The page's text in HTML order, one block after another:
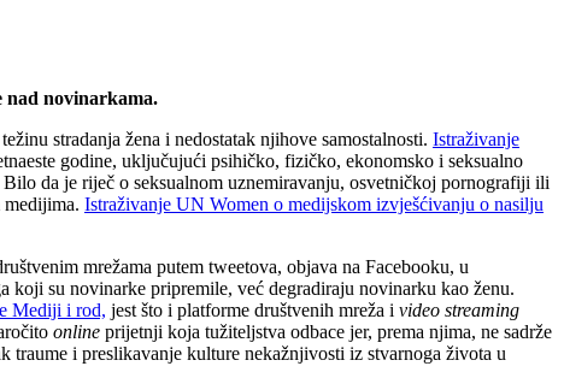
nad novinarkama.
stradanja žena i nedostatak njihove samostalnosti. Istraživanje
godine, uključujući psihičko, fizičko, ekonomsko i seksualno
da je riječ o seksualnom uznemiravanju, osvetničkoj pornografiji ili
Istraživanje UN Women o medijskom izvješćivanju o nasilju
mrežama putem tweetova, objava na Facebooku, u
koji su novinarke pripremile, već degradiraju novinarku kao ženu.
Mediji i rod, jest što i platforme društvenih mreža i video streaming
online prijetnji koja tužiteljstva odbace jer, prema njima, ne sadrže
traume i preslikavanje kulture nekažnjivosti iz stvarnoga života u